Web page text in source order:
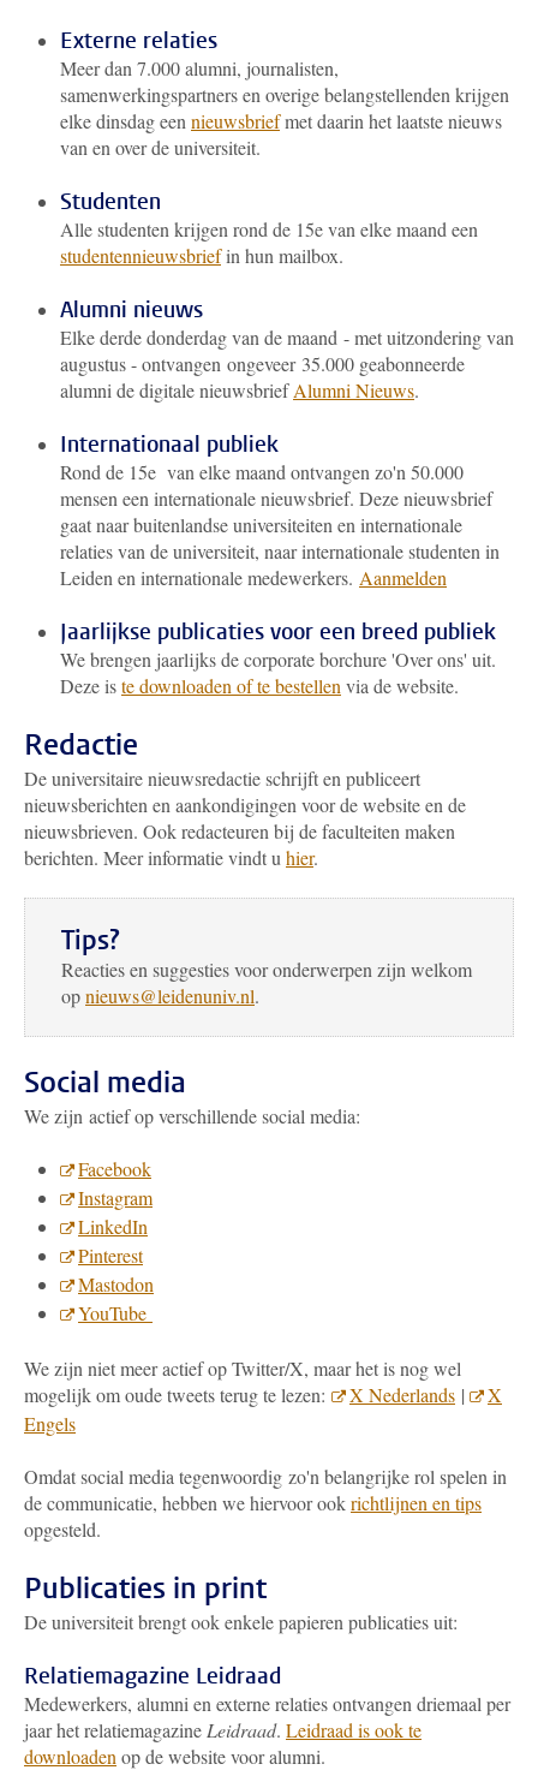
Externe relaties
Meer dan 7.000 alumni, journalisten,
samenwerkingspartners en overige belangstellenden krijgen
elke dinsdag een nieuwsbriefmet daarin het laatste nieuws
van en over de universiteit.
Studenten
Alle studenten krijgen rond de 15e van elke maand een
studentennieuwsbriefin hun mailbox.
Alumni nieuws
Elke derde donderdag van de maand - met uitzondering van
augustus - ontvangen ongeveer 35.000 geabonneerde
alumni de digitale nieuwsbriefAlumni Nieuws.
Internationaal publiek
Rond de 15e van elke maand ontvangen zo'n 50.000
mensen een internationale nieuwsbrief. Deze nieuwsbrief
gaat naar buitenlandse universiteiten en internationale
relaties van de universiteit, naar internationale studenten in
Leiden en internationale medewerkers. Aanmelden
Jaarlijkse publicaties voor een breed publiek
We brengen jaarlijks de corporate borchure 'Over ons' uit.
Deze iste downloaden of te bestellen via de website.
Redactie
De universitaire nieuwsredactie schrijft en publiceert
nieuwsberichten en aankondigingen voor de website en de
nieuwsbrieven. Ook redacteuren bij de faculteiten maken
berichten. Meer informatie vindt u hier.
Tips?
Reacties en suggesties voor onderwerpen zijn welkom
opnieuws@leidenuniv.nl.
Social media
We zijn actief op verschillende social media:
Facebook
Instagram
LinkedIn
Pinterest
Mastodon
YouTube
We zijn niet meer actief op Twitter/X, maar het is nog wel
mogelijk om oude tweets terug te lezen:
X Nederlands |
X
Engels
Omdat social media tegenwoordig zo'n belangrijke rol spelen in
de communicatie, hebben we hiervoor ookrichtlijnen en tips
opgesteld.
Publicaties in print
De universiteit brengt ook enkele papieren publicaties uit:
Relatiemagazine Leidraad
Medewerkers, alumni en externe relaties ontvangen driemaal per
jaar het relatiemagazine Leidraad. Leidraad is ook te
downloaden op de website voor alumni.